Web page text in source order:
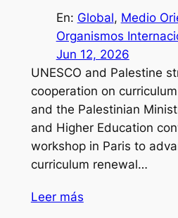
En: Global, Medio
Organismos
Jun 12, 2026
UNESCO and Palestine
cooperation on
and the Palestinian
and Higher Education
workshop in Paris to
curriculum renewal…
Leer más